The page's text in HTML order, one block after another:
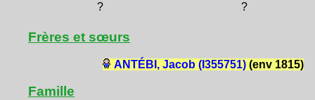
?
?
Frères et sœurs
ANTÉBI, Jacob (I355751)(env 1815)
Famille